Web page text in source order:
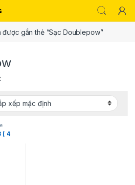
được gắn thẻ “Sạc Doublepow”
( 4